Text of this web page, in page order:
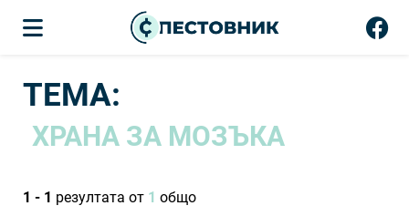
ТЕМА:
ХРАНА ЗА МОЗЪКА
1 - 1 резултата от 1 общо